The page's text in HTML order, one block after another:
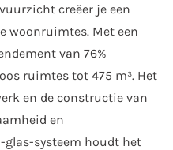
creëer je een
woonruimtes. Met een
van 76%
ruimtes tot 475 m³. Het
en de constructie van
en
glas-systeem houdt het